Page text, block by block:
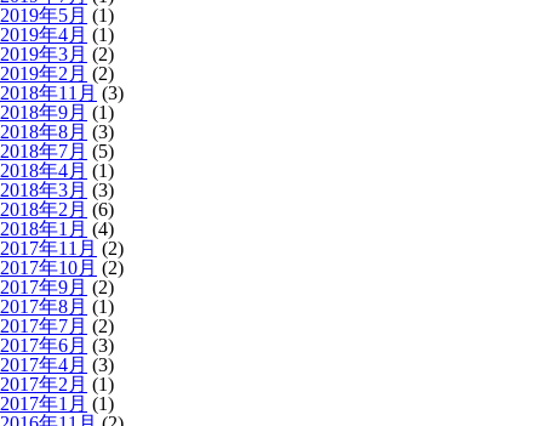
2019年5月 (1)
2019年4月 (1)
2019年3月 (2)
2019年2月 (2)
2018年11月 (3)
2018年9月 (1)
2018年8月 (3)
2018年7月 (5)
2018年4月 (1)
2018年3月 (3)
2018年2月 (6)
2018年1月 (4)
2017年11月 (2)
2017年10月 (2)
2017年9月 (2)
2017年8月 (1)
2017年7月 (2)
2017年6月 (3)
2017年4月 (3)
2017年2月 (1)
2017年1月 (1)